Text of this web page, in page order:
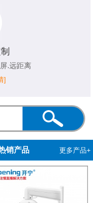
.远距离
]
销产品 更多产品+